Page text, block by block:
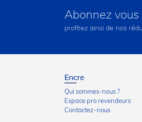
Abonnez
profitez ainsi de nos
Encre
Qui sommes-nous ?
Espace pro revendeurs
Contactez-nous